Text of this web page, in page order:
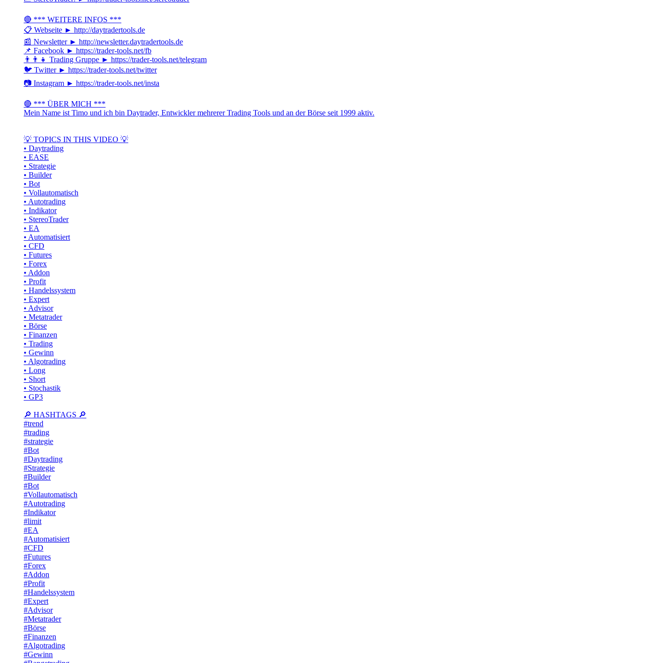
🔴 *** WEITERE INFOS ***
📋 Webseite ► http://daytradertools.de
📰 Newsletter ► http://newsletter.daytradertools.de
📌 Facebook ► https://trader-tools.net/fb
👨‍👨‍👧 Trading Gruppe ► https://trader-tools.net/telegram
🐦 Twitter ► https://trader-tools.net/twitter
📷 Instagram ► https://trader-tools.net/insta
🔴 *** ÜBER MICH ***
Mein Name ist Timo und ich bin Daytrader, Entwickler mehrerer Trading Tools und an der Börse seit 1999 aktiv.
💡 TOPICS IN THIS VIDEO 💡
• Daytrading
• EASE
• Strategie
• Builder
• Bot
• Vollautomatisch
• Autotrading
• Indikator
• StereoTrader
• EA
• Automatisiert
• CFD
• Futures
• Forex
• Addon
• Profit
• Handelssystem
• Expert
• Advisor
• Metatrader
• Börse
• Finanzen
• Trading
• Gewinn
• Algotrading
• Long
• Short
• Stochastik
• GP3
🔎 HASHTAGS 🔎
#trend
#trading
#strategie
#Bot
#Daytrading
#Strategie
#Builder
#Bot
#Vollautomatisch
#Autotrading
#Indikator
#limit
#EA
#Automatisiert
#CFD
#Futures
#Forex
#Addon
#Profit
#Handelssystem
#Expert
#Advisor
#Metatrader
#Börse
#Finanzen
#Algotrading
#Gewinn